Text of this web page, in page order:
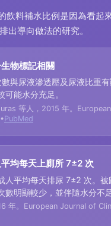
飲料補水比例是因為看起
出導向做法的研究。
物標記相關
與尿液滲透壓及尿液比重
可能水分充足。
等人，2015 年。
PubMed
均每天上廁所 7±2 次
人平均每天排尿 7±2 次。被
數明顯較少，並伴隨水分不
年。European Journal of